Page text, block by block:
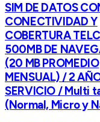
SIM DE DATOS
CONECTIVIDAD Y
COBERTURA
500MB DE
(20 MB PROMEDIO
MENSUAL) / 2
SERVICIO / Multi
(Normal, Micro y